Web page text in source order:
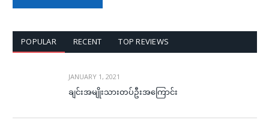
POPULAR RECENT TOP REVIEWS
JANUARY 1, 2021
ချင်းအမျိုးသားတပ်ဦးအကြောင်း